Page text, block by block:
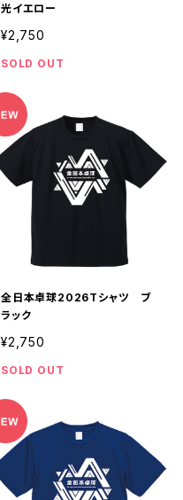
光イエロー
¥2,750
SOLD OUT
全日本卓球2026Tシャツ ブ
ラック
¥2,750
SOLD OUT